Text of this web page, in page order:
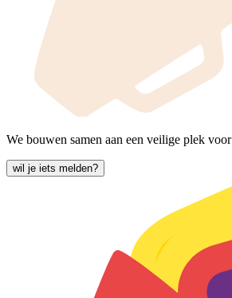
We bouwen samen aan een veilige plek
wil je iets melden?